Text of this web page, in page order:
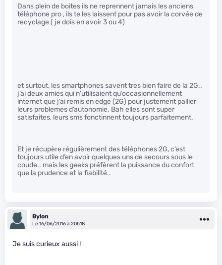
Dans plein de boites ils ne reprennent jamais les anciens
téléphone pro , ils te les laissent pour pas avoir la corvée de
recyclage ( je dois en avoir 3 ou 4)
et surtout, les smartphones savent tres bien faire de la 2G..
j’ai deux amies qui n’utilisaient qu’occasionnellement
internet que j’ai remis en edge (2G) pour justement pallier
leurs problemes d’autonomie. Bah elles sont super
satisfaites, leurs sms fonctinnent toujours parfaitement.
Et je récupère régulièrement des téléphones 2G, c’est
toujours utile d’en avoir quelques uns de secours sous le
coude.. mais les geeks préfèrent la puissance du confort
que la prudence et la fiabilité..
Bylon
Le 16/06/2016 à 20h18
Je suis curieux aussi !